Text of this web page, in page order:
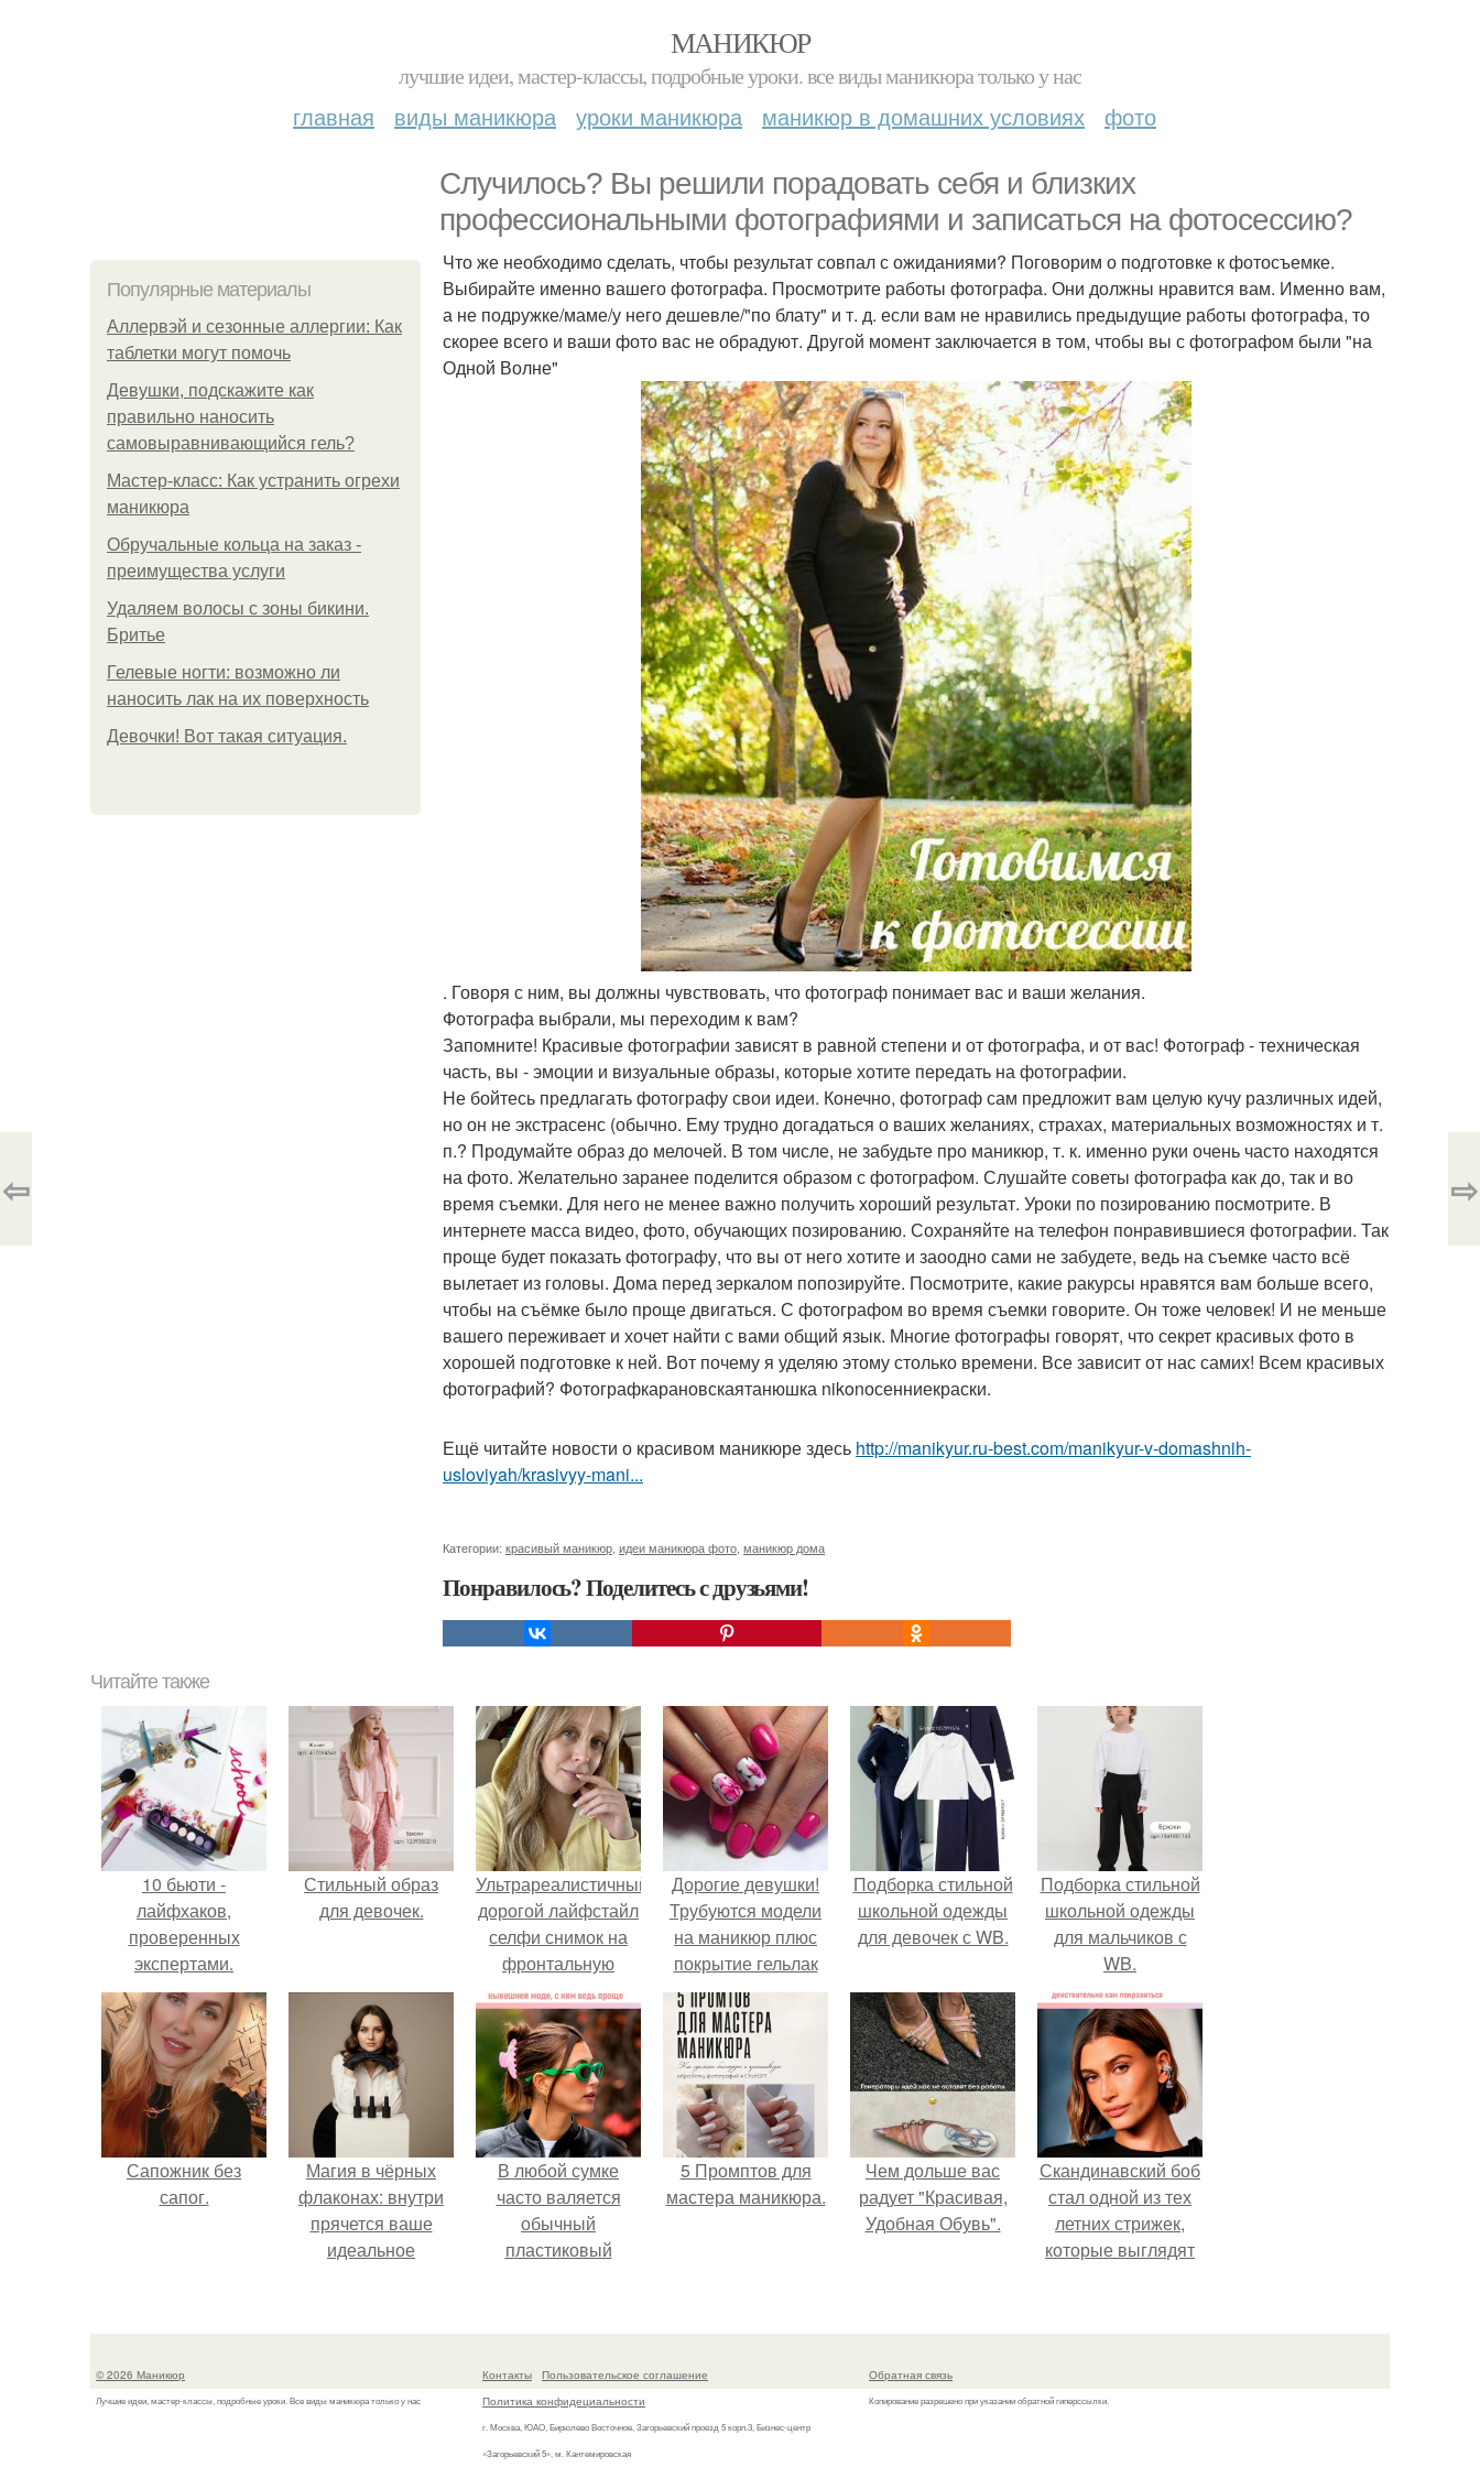
МАНИКЮР
лучшие идеи, мастер-классы, подробные уроки. все виды маникюра только у нас
главная виды маникюра уроки маникюра маникюр в домашних условиях фото
Случилось? Вы решили порадовать себя и близких
профессиональными фотографиями и записаться на фотосессию?
Популярные материалы
Аллервэй и сезонные аллергии: Как
таблетки могут помочь
Девушки, подскажите как
правильно наносить
самовыравнивающийся гель?
Мастер-класс: Как устранить огрехи
маникюра
Обручальные кольца на заказ -
преимущества услуги
Удаляем волосы с зоны бикини.
Бритье
Гелевые ногти: возможно ли
наносить лак на их поверхность
Девочки! Вот такая ситуация.
Что же необходимо сделать, чтобы результат совпал с ожиданиями? Поговорим о подготовке к фотосъемке.
Выбирайте именно вашего фотографа. Просмотрите работы фотографа. Они должны нравится вам. Именно вам,
а не подружке/маме/у него дешевле/"по блату" и т. д. если вам не нравились предыдущие работы фотографа, то
скорее всего и ваши фото вас не обрадуют. Другой момент заключается в том, чтобы вы с фотографом были "на
Одной Волне"
. Говоря с ним, вы должны чувствовать, что фотограф понимает вас и ваши желания.
Фотографа выбрали, мы переходим к вам?
Запомните! Красивые фотографии зависят в равной степени и от фотографа, и от вас! Фотограф - техническая
часть, вы - эмоции и визуальные образы, которые хотите передать на фотографии.
Не бойтесь предлагать фотографу свои идеи. Конечно, фотограф сам предложит вам целую кучу различных идей,
но он не экстрасенс (обычно. Ему трудно догадаться о ваших желаниях, страхах, материальных возможностях и т.
п.? Продумайте образ до мелочей. В том числе, не забудьте про маникюр, т. к. именно руки очень часто находятся
на фото. Желательно заранее поделится образом с фотографом. Слушайте советы фотографа как до, так и во
время съемки. Для него не менее важно получить хороший результат. Уроки по позированию посмотрите. В
интернете масса видео, фото, обучающих позированию. Сохраняйте на телефон понравившиеся фотографии. Так
проще будет показать фотографу, что вы от него хотите и заоодно сами не забудете, ведь на съемке часто всё
вылетает из головы. Дома перед зеркалом попозируйте. Посмотрите, какие ракурсы нравятся вам больше всего,
чтобы на съёмке было проще двигаться. С фотографом во время съемки говорите. Он тоже человек! И не меньше
вашего переживает и хочет найти с вами общий язык. Многие фотографы говорят, что секрет красивых фото в
хорошей подготовке к ней. Вот почему я уделяю этому столько времени. Все зависит от нас самих! Всем красивых
фотографий? Фотографкарановскаятанюшка nikonосенниекраски.
Ещё читайте новости о красивом маникюре здесь http://manikyur.ru-best.com/manikyur-v-domashnih-
usloviyah/krasivyy-mani...
Категории: красивый маникюр идеи маникюра фото маникюр дома
Понравилось? Поделитесь с друзьями!
⇦ ⇨
Читайте также
10 бьюти -
лайфхаков,
проверенных
экспертами.
Стильный образ
для девочек.
Ультрареалистичный
дорогой лайфстайл
селфи снимок на
фронтальную
камеру.
Дорогие девушки!
Трубуются модели
на маникюр плюс
покрытие гельлак
всего 350 рублей.
Подборка стильной
школьной одежды
для девочек с WB.
Подборка стильной
школьной одежды
для мальчиков с
WB.
Сапожник без
сапог.
Магия в чёрных
флаконах: внутри
прячется ваше
идеальное
В любой сумке
часто валяется
обычный
пластиковый
5 Промптов для
мастера маникюра.
Чем дольше вас
радует "Красивая,
Удобная Обувь".
Скандинавский боб
стал одной из тех
летних стрижек,
которые выглядят
© 2026 Маникюр
Лучшие идеи, мастер-классы, подробные уроки. Все виды маникюра только у нас
Контакты
Пользовательское соглашение
Политика конфидециальности
г. Москва, ЮАО, Бирюлево Восточное, Загорьевский проезд 5 корп.3, Бизнес-центр
«Загорьевский 5», м. Кантемировская
Обратная связь
Копирование разрешено при указании обратной гиперссылки.